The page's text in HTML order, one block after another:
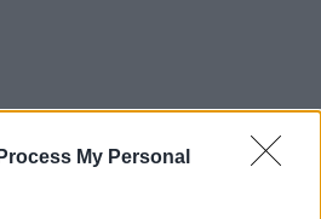
My Personal
është përdhunuar nga 83